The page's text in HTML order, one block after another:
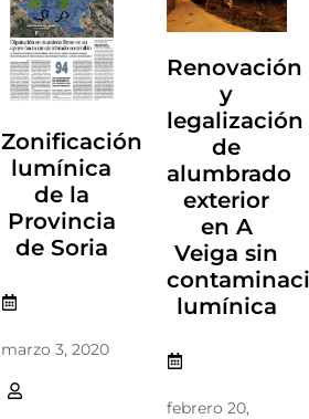
Zonificación
lumínica
de la
Provincia
de Soria
marzo 3, 2020
Renovación
y
legalización
de
alumbrado
exterior
en A
Veiga sin
lumínica
febrero 20,